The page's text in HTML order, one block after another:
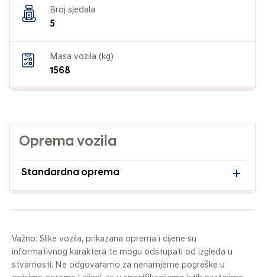
Broj sjedala
5
Masa vozila (kg)
1568
Oprema vozila
Standardna oprema
Važno: Slike vozila, prikazana oprema i cijene su
informativnog karaktera te mogu odstupati od izgleda u
stvarnosti. Ne odgovaramo za nenamjerne pogreške u